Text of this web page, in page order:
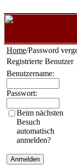
Home/Password
Registrierte Benutzer
Benutzername:
Passwort:
Beim nächsten
Besuch
automatisch
anmelden?